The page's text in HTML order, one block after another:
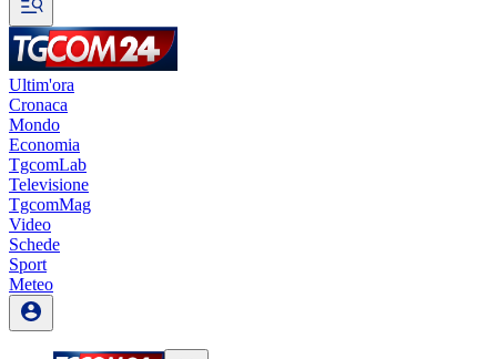
Ultim'ora
Cronaca
Mondo
Economia
TgcomLab
Televisione
TgcomMag
Video
Schede
Sport
Meteo